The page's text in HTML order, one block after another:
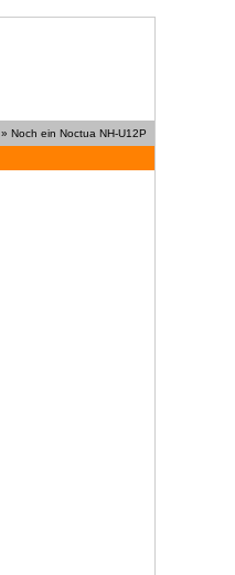
» Noch ein Noctua NH-U12P